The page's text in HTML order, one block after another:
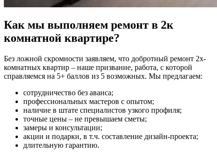
Как мы выполняем ремонт в 2к
комнатной квартире?
Без ложной скромности заявляем, что добротный ремонт 2х-
комнатных квартир – наше призвание, работа, с которой
справляемся на 5+ баллов из 5 возможных. Мы предлагаем:
сотрудничество без аванса;
профессиональных мастеров с опытом;
наличие в штате специалистов узкого профиля;
точные цены – не превышаем сметы;
замеры и консультации;
акции и подарки, в т.ч. составление дизайн-проекта;
длительную гарантию.